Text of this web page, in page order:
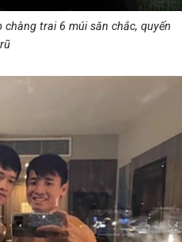
trai 6 múi săn chắc, quyến
rũ